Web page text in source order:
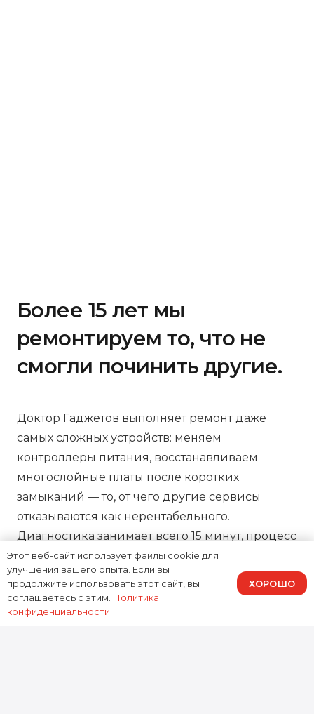
Более 15 лет мы
ремонтируем то, что не
смогли починить другие.
Доктор Гаджетов выполняет ремонт даже
самых сложных устройств: меняем
контроллеры питания, восстанавливаем
многослойные платы после коротких
замыканий — то, от чего другие сервисы
отказываются как нерентабельного.
Диагностика занимает всего 15 минут, процесс
ремонта можно отслеживать онлайн, а на все
работы предоставляем зафиксированную в
договоре гарантию, подтверждая нашу
ответственность за результат.
Этот веб-сайт использует файлы cookie для
улучшения вашего опыта. Если вы
продолжите использовать этот сайт, вы
соглашаетесь с этим. Политика
конфиденциальности
ХОРОШО